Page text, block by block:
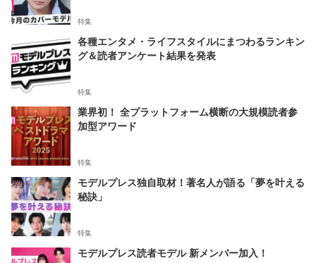
特集
各種エンタメ・ライフスタイルにまつわるランキン
グ＆読者アンケート結果を発表
特集
業界初！ 全プラットフォーム横断の大規模読者参
加型アワード
特集
モデルプレス独自取材！著名人が語る「夢を叶える
秘訣」
特集
モデルプレス読者モデル 新メンバー加入！